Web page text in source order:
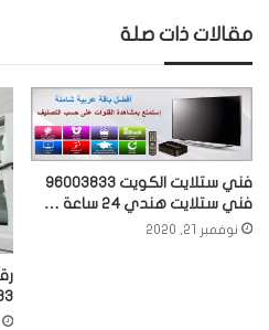
مقالات ذات صلة
فني ستلايت الكويت 96003833
فني ستلايت هندي 24 ساعة …
نوفمبر 21, 2020